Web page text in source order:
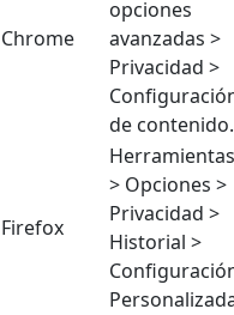
Chrome
opciones
avanzadas >
Privacidad >
de contenido.
Firefox
Herramientas
> Opciones >
Privacidad >
Historial >